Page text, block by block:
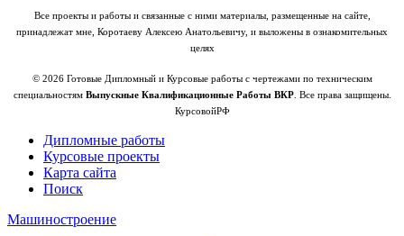
Все проекты и работы и связанные с ними материалы, размещенные на сайте,
принадлежат мне, Коротаеву Алексею Анатольевичу, и выложены в ознакомительных
целях
© 2026 Готовые Дипломный и Курсовые работы с чертежами по техническим
специальностям Выпускные Квалификационные Работы ВКР. Все права защищены.
КурсовойРФ
Дипломные работы
Курсовые проекты
Карта сайта
Поиск
Машиностроение